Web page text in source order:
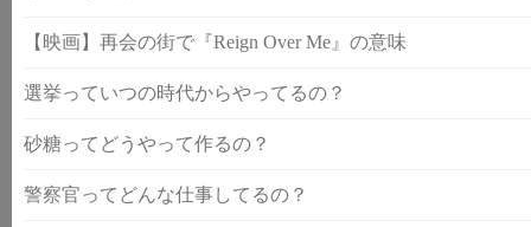
【映画】再会の街で『Reign Over Me』の意味
選挙っていつの時代からやってるの？
砂糖ってどうやって作るの？
警察官ってどんな仕事してるの？